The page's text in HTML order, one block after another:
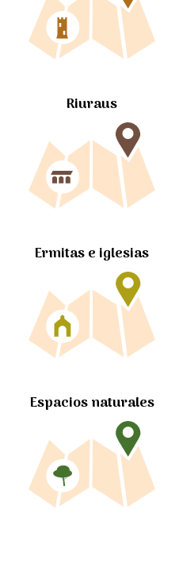
Riuraus
Ermitas e iglesias
Espacios naturales